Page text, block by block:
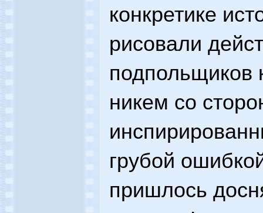
конкретике
рисовали
подпольщиков
никем со
грубой
пришлось